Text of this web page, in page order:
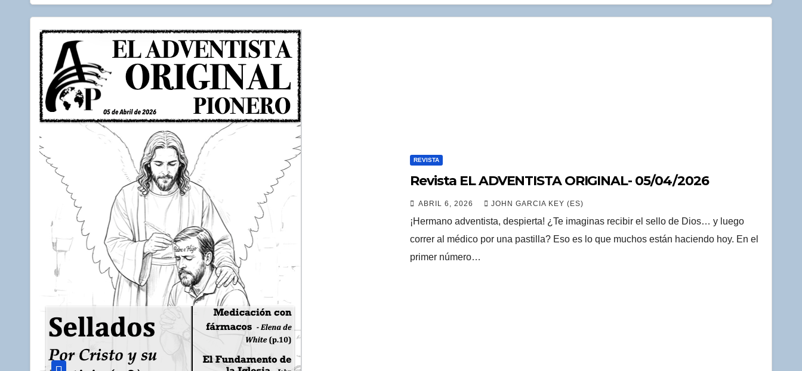
REVISTA
Revista EL ADVENTISTA ORIGINAL- 05/04/2026
ABRIL 6, 2026 JOHN GARCIA KEY (ES)
¡Hermano adventista, despierta! ¿Te imaginas recibir el sello de Dios… y luego
correr al médico por una pastilla? Eso es lo que muchos están haciendo hoy. En el
primer número…